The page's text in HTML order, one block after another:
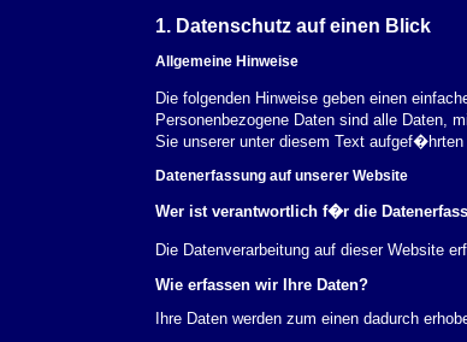
1. Datenschutz auf einen Blick
Allgemeine Hinweise
Die folgenden Hinweise geben einen
Personenbezogene Daten sind alle Daten,
Sie unserer unter diesem Text
Datenerfassung auf unserer Website
Wer ist verantwortlich f�r die
Die Datenverarbeitung auf dieser Website
Wie erfassen wir Ihre Daten?
Ihre Daten werden zum einen dadurch